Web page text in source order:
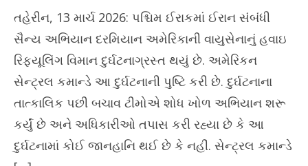
તહેરીન, 13 માર્ચ 2026: પશ્ચિમ ઈરાકમાં ઈરાન સંબંધી
સૈન્ય અભિયાન દરમિયાન અમેરિકાની વાયુસેનાનું હવાઇ
રિફ્યૂલિંગ વિમાન દુર્ઘટનાગ્રસ્ત થયું છે. અમેરિકન
સેન્ટ્રલ કમાન્ડે આ દુર્ઘટનાની પુષ્ટિ કરી છે. દુર્ઘટનાના
તાત્કાલિક પછી બચાવ ટીમોએ શોધ ખોળ અભિયાન શરૂ
કર્યું છે અને અધિકારીઓ તપાસ કરી રહ્યા છે કે આ
દુર્ઘટનામાં કોઈ જાનહાનિ થઈ છે કે નહીં. સેન્ટ્રલ કમાન્ડે